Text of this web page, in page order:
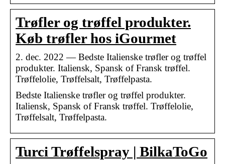
Trøfler og trøffel produkter.
Køb trøfler hos iGourmet
2. dec. 2022 — Bedste Italienske trøfler og trøffel
produkter. Italiensk, Spansk of Fransk trøffel.
Trøffelolie, Trøffelsalt, Trøffelpasta.
Bedste Italienske trøfler og trøffel produkter.
Italiensk, Spansk of Fransk trøffel. Trøffelolie,
Trøffelsalt, Trøffelpasta.
Turci Trøffelspray | BilkaToGo